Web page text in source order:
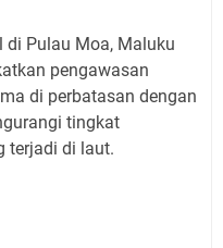
di Pulau Moa, Maluku
pengawasan
di perbatasan dengan
tingkat
terjadi di laut.